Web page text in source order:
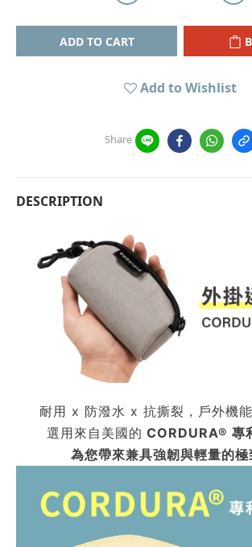
ADD TO CART
Add to Wishlist
Share
DESCRIPTION
耐用 x 防潑水 x 抗撕裂，戶外機
選用來自美國的 CORDURA® 專
為您帶來兼具強韌與輕量的極